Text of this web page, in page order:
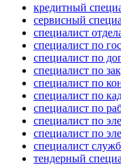
кредитный
сервисный
специалист
специалист по
специалист по
специалист по
специалист по
специалист по
специалист по
специалист по
специалист по
специалист
тендерный